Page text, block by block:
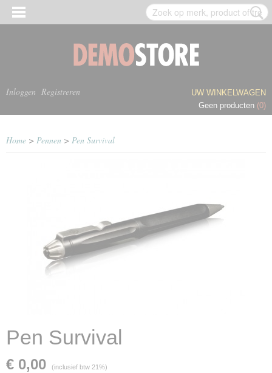
Inloggen Registreren
UW WINKELWAGEN
Geen producten (0)
Home > Pennen > Pen Survival
Pen Survival
€ 0,00 (inclusief btw 21%)